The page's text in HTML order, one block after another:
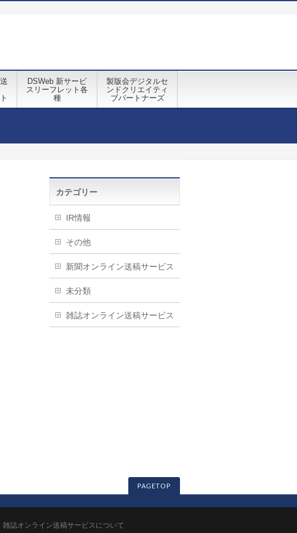
DSWeb 新サービ
スリーフレット各
種
製版会デジタルセ
ンドクリエイティ
ブパートナーズ
カテゴリー
IR情報
その他
新聞オンライン送稿サービス
未分類
雑誌オンライン送稿サービス
PAGETOP
雑誌オンライン送稿サービスについて